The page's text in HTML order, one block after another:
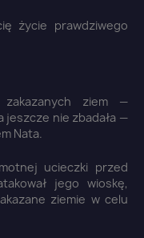
życie prawdziwego
ziem —
nie zbadała —
Nata.
ucieczki przed
jego wioskę,
ziemie w celu